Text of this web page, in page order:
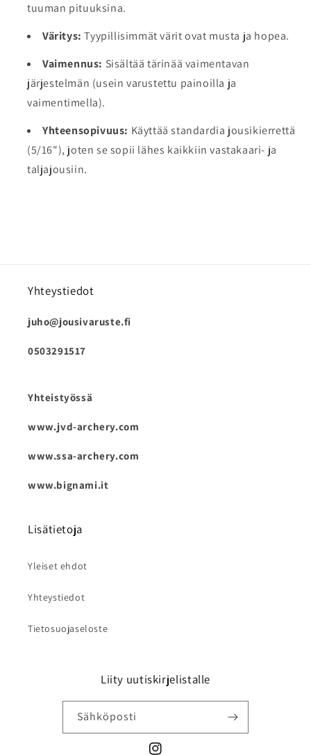
tuuman pituuksina.
Väritys: Tyypillisimmät värit ovat musta ja hopea.
Vaimennus: Sisältää tärinää vaimentavan
järjestelmän (usein varustettu painoilla ja
vaimentimella).
Yhteensopivuus: Käyttää standardia jousikierrettä
(5/16"), joten se sopii lähes kaikkiin vastakaari- ja
taljajousiin.
Yhteystiedot
juho@jousivaruste.fi
0503291517
Yhteistyössä
www.jvd-archery.com
www.ssa-archery.com
www.bignami.it
Lisätietoja
Yleiset ehdot
Yhteystiedot
Tietosuojaseloste
Liity uutiskirjelistalle
Sähköposti